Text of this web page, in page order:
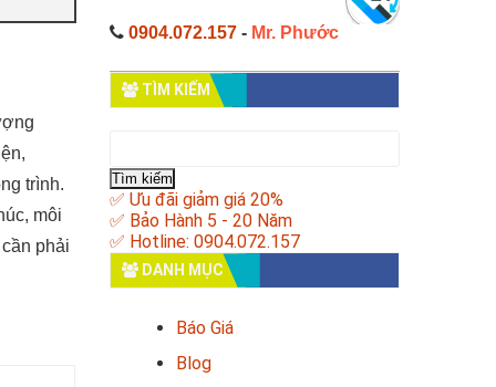
trình.
môi
phải
0904.072.157- Mr. Phước
TÌM KIẾM
cho:
✅ Ưu đãi giảm giá 20%
✅ Bảo Hành 5 - 20 Năm
✅ Hotline: 0904.072.157
DANH MỤC
Báo Giá
Blog